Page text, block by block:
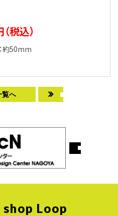
税込）
約50mm
覧へ
Loop